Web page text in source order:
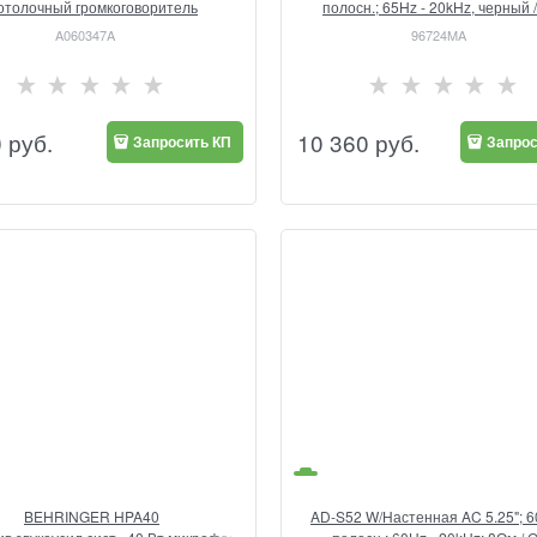
громкоговоритель
A060347A
руб. Запросить КП
полосн.; 65Hz - 20kHz, черный
96724MA
10 360 руб.
BEHRINGER HPA40
AD-S52 W/Настенная AC 5.25";